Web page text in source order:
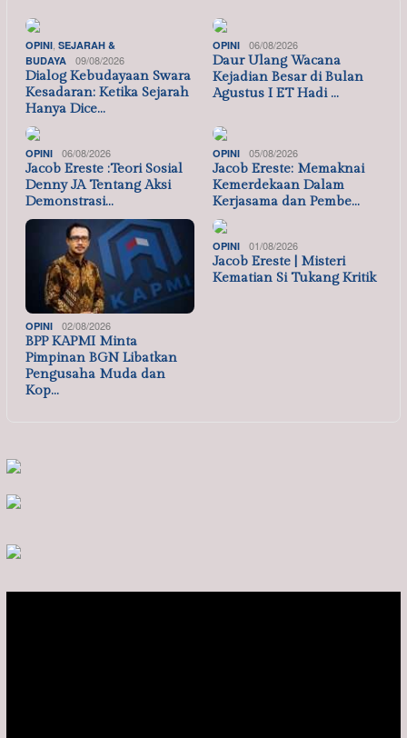
OPINI, SEJARAH &
BUDAYA
09/08/2026
Dialog Kebudayaan Swara
Kesadaran: Ketika Sejarah
Hanya Dice…
OPINI 06/08/2026
Daur Ulang Wacana
Kejadian Besar di Bulan
Agustus I ET Hadi …
OPINI 06/08/2026
Jacob Ereste :Teori Sosial
Denny JA Tentang Aksi
Demonstrasi…
OPINI 05/08/2026
Jacob Ereste: Memaknai
Kemerdekaan Dalam
Kerjasama dan Pembe…
OPINI 02/08/2026
BPP KAPMI Minta
Pimpinan BGN Libatkan
Pengusaha Muda dan
Kop…
OPINI 01/08/2026
Jacob Ereste | Misteri
Kematian Si Tukang Kritik